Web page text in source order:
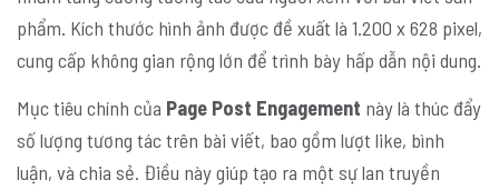
phẩm. Kích thước hình ảnh được đề xuất là 1.200 x 628 pixel,
cung cấp không gian rộng lớn để trình bày hấp dẫn nội dung.
Mục tiêu chính của Page Post Engagement này là thúc đẩy
số lượng tương tác trên bài viết, bao gồm lượt like, bình
luận, và chia sẻ. Điều này giúp tạo ra một sự lan truyền